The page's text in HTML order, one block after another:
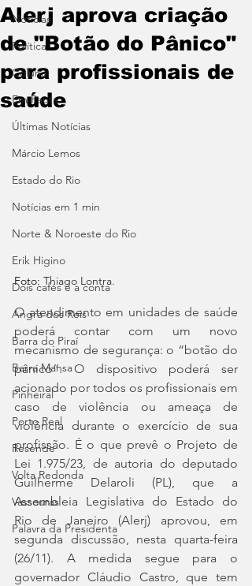
Notícias
Política
Coluna
Em Pauta
Últimas Notícias
Márcio Lemos
Estado do Rio
Notícias em 1 min
Norte & Noroeste do Rio
Erik Higino
Dois cafés e a conta
Angra dos Reis
Barra do Piraí
Barra Mansa
Pinheiral
Porto Real
Resende
Volta Redonda
Vassouras
Palavra da Presidenta
Alerj aprova criação
de "Botão do Pânico"
para profissionais de
saúde
Foto: Thiago Lontra.
O atendimento em unidades de saúde
poderá contar com um novo
mecanismo de segurança: o “botão do
pânico”. O dispositivo poderá ser
acionado por todos os profissionais em
caso de violência ou ameaça de
violência durante o exercício de sua
profissão. É o que prevê o Projeto de
Lei 1.975/23, de autoria do deputado
Guilherme Delaroli (PL), que a
Assembleia Legislativa do Estado do
Rio de Janeiro (Alerj) aprovou, em
segunda discussão, nesta quarta-feira
(26/11). A medida segue para o
governador Cláudio Castro, que tem